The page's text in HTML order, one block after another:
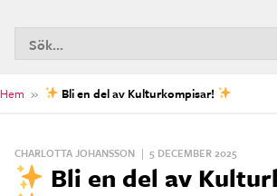
Hem » Bli en del av Kulturkompisar!
CHARLOTTA JOHANSSON | 5 DECEMBER 2025
Bli en del av